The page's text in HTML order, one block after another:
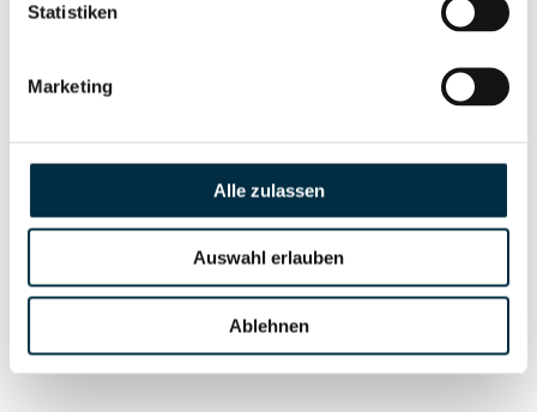
Statistiken
Marketing
Alle zulassen
Auswahl erlauben
Ablehnen
Vollständiges
Unternehmensprofil
Berechtigten Pfad
Vollständiges
Unternehmensprofil
anfragen
Risikoinformationen